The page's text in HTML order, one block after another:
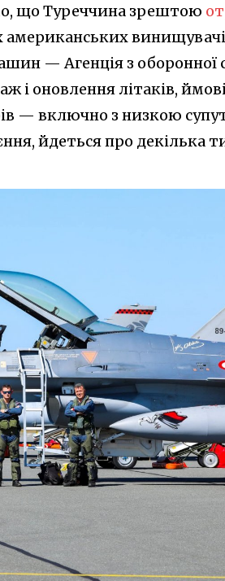
що Туреччина зрештою
— Агенція з оборонної
і оновлення літаків,
— включно з низкою
йдеться про декілька